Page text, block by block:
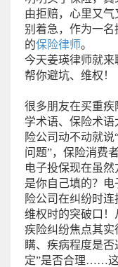
由拒赔，心里又气
别着急，作为一名
的保险律师。
今天姜瑛律师就来
帮你避坑、维权！
很多朋友在买重
学术语、保险术
险公司动不动就
问题”，保险消费
电子投保现在虽
是你自己填的？
险公司在纠纷时
维权时的突破口
疾险纠纷焦点其
瞒、疾病程度是
定”是否合理……这